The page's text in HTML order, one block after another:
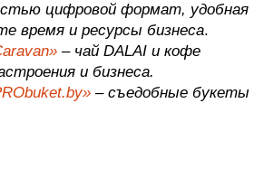
цифровой формат, удобная
время и ресурсы бизнеса.
– чай DALAI и кофе
и бизнеса.
– съедобные букеты